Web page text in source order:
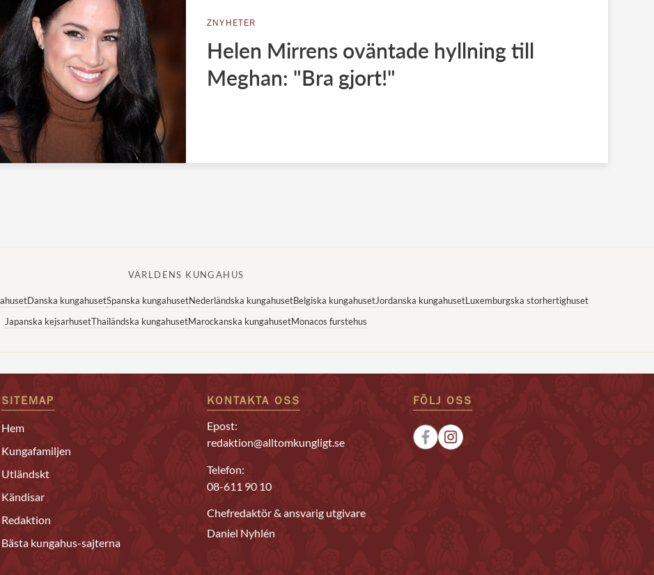
ZNYHETER
Helen Mirrens oväntade hyllning till
Meghan: "Bra gjort!"
VÄRLDENS KUNGAHUS
Danska kungahusetSpanska kungahusetNederländska kungahusetBelgiska kungahusetJordanska kungahusetLuxemburgska storhertighuset
Japanska kejsarhusetThailändska kungahusetMarockanska kungahusetMonacos furstehus
SITEMAP
Hem
Kungafamiljen
Utländskt
Kändisar
Redaktion
Bästa kungahus-sajterna
KONTAKTA OSS
Epost:
redaktion@alltomkungligt.se
Telefon:
08-611 90 10
Chefredaktör & ansvarig utgivare
Daniel Nyhlén
FÖLJ OSS